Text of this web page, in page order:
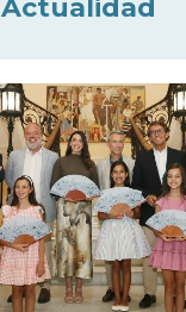
Actualidad